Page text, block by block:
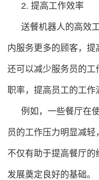
2. 提高工作效率
送餐机器人的高效
内服务更多的顾客，提
还可以减少服务员的
职率，提高员工的工作
例如，一些餐厅在
员的工作压力明显减
不仅有助于提高餐厅
发展奠定良好的基础。